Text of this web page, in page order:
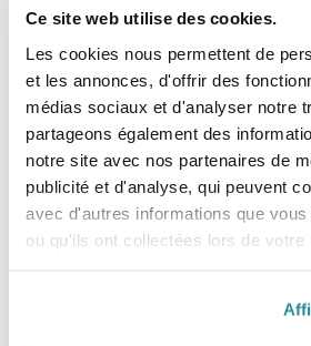
Ce site web utilise des cookies.
Les cookies nous permettent de
et les annonces, d'offrir des
médias sociaux et d'analyser notre
partageons également des
notre site avec nos partenaires de
publicité et d'analyse, qui peuvent
avec d'autres informations que
ou qu'ils ont collectées lors de votre
PAIEMENT SÉCURISÉ